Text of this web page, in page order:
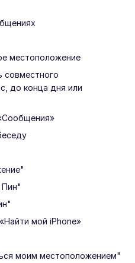
местоположение
совместного
до конца дня или
мой iPhone»
моим местоположением"